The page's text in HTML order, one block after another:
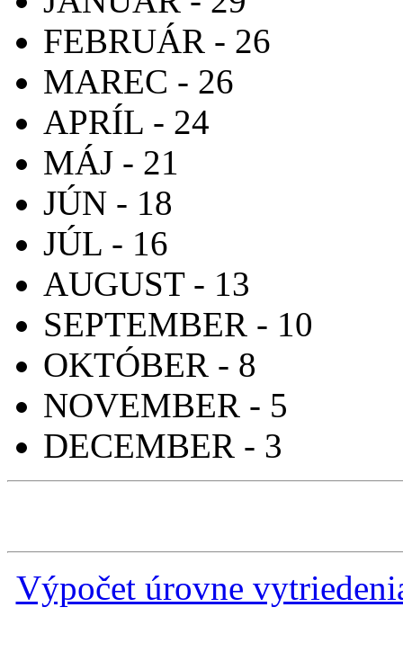
FEBRUÁR - 26
MAREC - 26
APRÍL - 24
MÁJ - 21
JÚN - 18
JÚL - 16
AUGUST - 13
SEPTEMBER - 10
OKTÓBER - 8
NOVEMBER - 5
DECEMBER - 3
Výpočet úrovne